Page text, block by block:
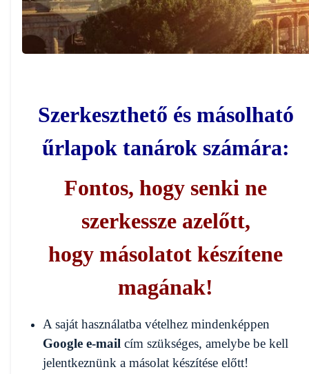
Szerkeszthető és másolható
űrlapok tanárok számára:
Fontos, hogy senki ne
szerkessze azelőtt,
hogy másolatot készítene
magának!
A saját használatba vételhez mindenképpen
Google e-mail cím szükséges, amelybe be kell
jelentkeznünk a másolat készítése előtt!